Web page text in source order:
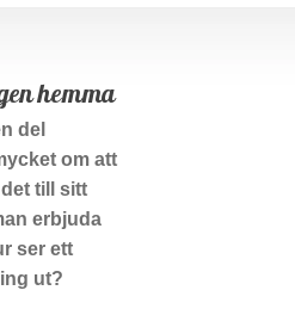
hemma
del
om att
till sitt
erbjuda
ser ett
ut?